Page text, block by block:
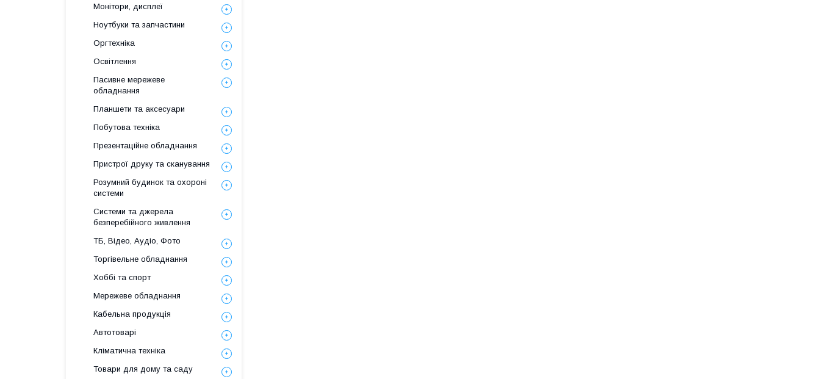
Монітори, дисплеї
Ноутбуки та запчастини
Оргтехніка
Освітлення
Пасивне мережеве
обладнання
Планшети та аксесуари
Побутова техніка
Презентаційне обладнання
Пристрої друку та сканування
Розумний будинок та охороні
системи
Системи та джерела
безперебійного живлення
ТБ, Відео, Аудіо, Фото
Торгівельне обладнання
Хоббі та спорт
Мережеве обладнання
Кабельна продукція
Автотоварі
Кліматична техніка
Товари для дому та саду